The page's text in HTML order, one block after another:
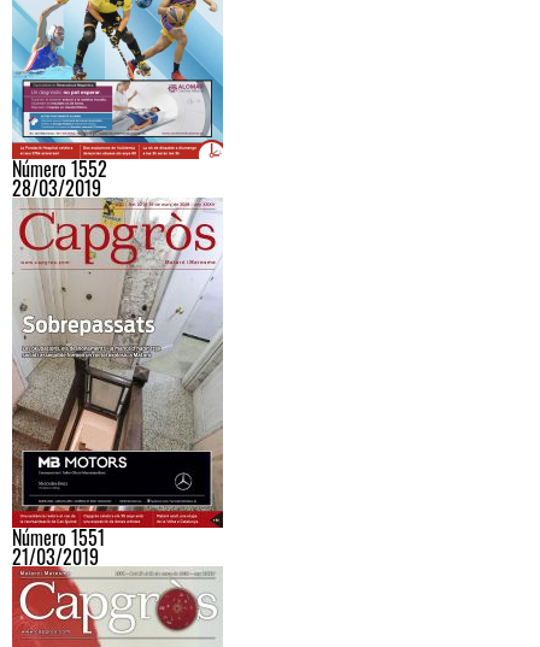
Número 1552
28/03/2019
Número 1551
21/03/2019